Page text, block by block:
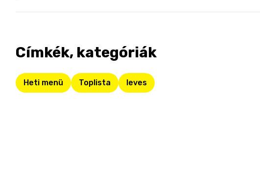
Címkék, kategóriák
Heti menü Toplista leves